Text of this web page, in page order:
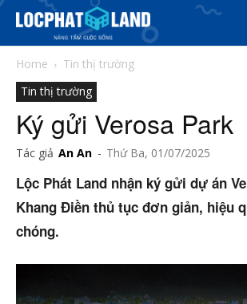
Search
Phiên bản cập nhật
Home
Tin thị trường
Tin thị trường
Ký gửi Verosa Park
Tác giả An An - Thứ Ba, 01/07/2025
Lộc Phát Land nhận ký gửi dự án
Khang Điền thủ tục đơn giản, hiệu
chóng.